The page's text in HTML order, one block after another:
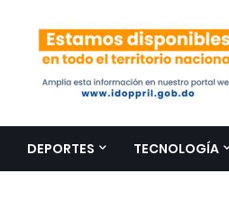
DEPORTES TECNOLOGÍA